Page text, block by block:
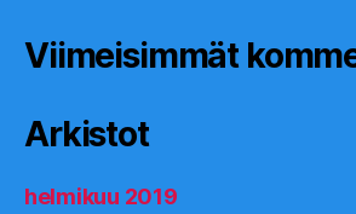
Viimeisimmät
Arkistot
helmikuu 2019